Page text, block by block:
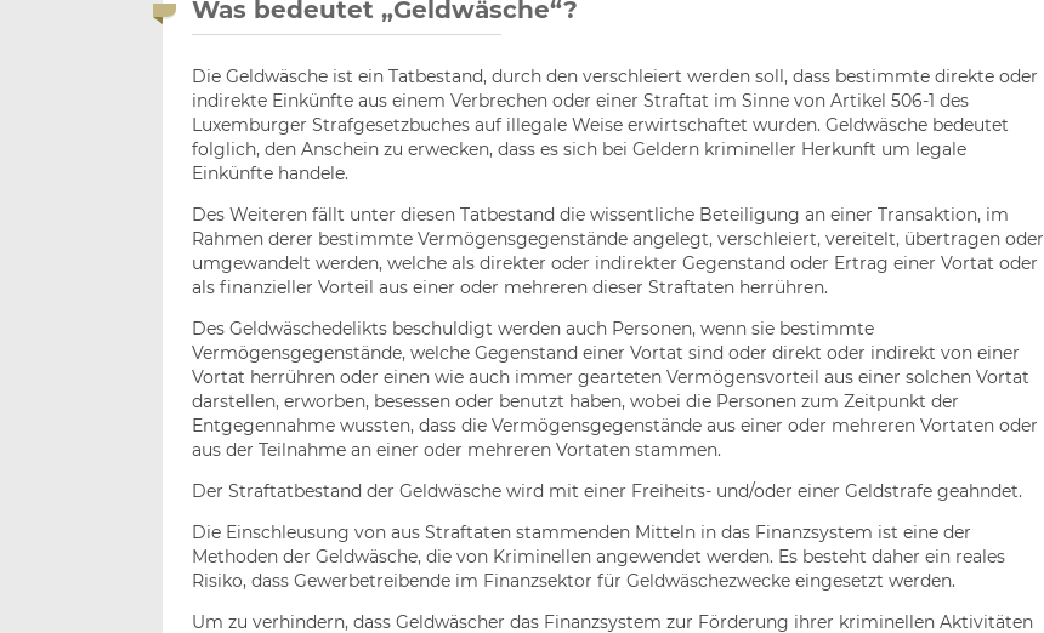
Was bedeutet „Geldwäsche“?
Die Geldwäsche ist ein Tatbestand, durch den verschleiert werden soll, dass bestimmte direkte oder
indirekte Einkünfte aus einem Verbrechen oder einer Straftat im Sinne von Artikel 506-1 des
Luxemburger Strafgesetzbuches auf illegale Weise erwirtschaftet wurden. Geldwäsche bedeutet
folglich, den Anschein zu erwecken, dass es sich bei Geldern krimineller Herkunft um legale
Einkünfte handele.
Des Weiteren fällt unter diesen Tatbestand die wissentliche Beteiligung an einer Transaktion, im
Rahmen derer bestimmte Vermögensgegenstände angelegt, verschleiert, vereitelt, übertragen oder
umgewandelt werden, welche als direkter oder indirekter Gegenstand oder Ertrag einer Vortat oder
als finanzieller Vorteil aus einer oder mehreren dieser Straftaten herrühren.
Des Geldwäschedelikts beschuldigt werden auch Personen, wenn sie bestimmte
Vermögensgegenstände, welche Gegenstand einer Vortat sind oder direkt oder indirekt von einer
Vortat herrühren oder einen wie auch immer gearteten Vermögensvorteil aus einer solchen Vortat
darstellen, erworben, besessen oder benutzt haben, wobei die Personen zum Zeitpunkt der
Entgegennahme wussten, dass die Vermögensgegenstände aus einer oder mehreren Vortaten oder
aus der Teilnahme an einer oder mehreren Vortaten stammen.
Der Straftatbestand der Geldwäsche wird mit einer Freiheits- und/oder einer Geldstrafe geahndet.
Die Einschleusung von aus Straftaten stammenden Mitteln in das Finanzsystem ist eine der
Methoden der Geldwäsche, die von Kriminellen angewendet werden. Es besteht daher ein reales
Risiko, dass Gewerbetreibende im Finanzsektor für Geldwäschezwecke eingesetzt werden.
Um zu verhindern, dass Geldwäscher das Finanzsystem zur Förderung ihrer kriminellen Aktivitäten